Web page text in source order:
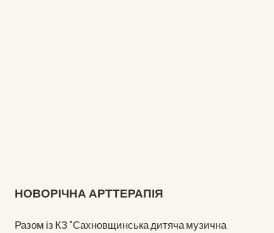
НОВОРІЧНА АРТТЕРАПІЯ
Разом із КЗ "Сахновщинська дитяча музична